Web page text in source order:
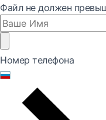
Файл не должен
Номер телефона